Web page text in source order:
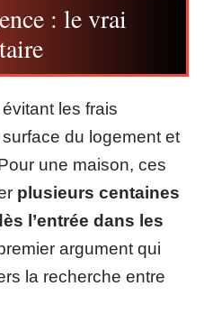
: le vrai
les frais
du logement et
une maison, ces
plusieurs centaines
l’entrée dans les
argument qui
la recherche entre